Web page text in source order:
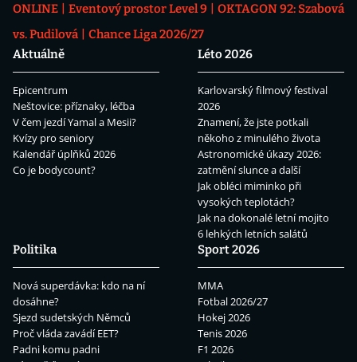
ONLINE
Eventový prostor Level 9
OKTAGON 92: Szabová
vs. Pudilová
Chance Liga 2026/27
Aktuálně
Epicentrum
Neštovice: příznaky, léčba
V čem jezdí Yamal a Mesii?
Kvízy pro seniory
Kalendář úplňků 2026
Co je bodycount?
Léto 2026
Karlovarský filmový festival
2026
Znamení, že jste potkali
někoho z minulého života
Astronomické úkazy 2026:
zatmění slunce a další
Jak obléci miminko při
vysokých teplotách?
Jak na dokonalé letní mojito
6 lehkých letních salátů
Politika
Nová superdávka: kdo na ní
dosáhne?
Sjezd sudetských Němců
Proč vláda zavádí EET?
Padni komu padni
Sport 2026
MMA
Fotbal 2026/27
Hokej 2026
Tenis 2026
F1 2026